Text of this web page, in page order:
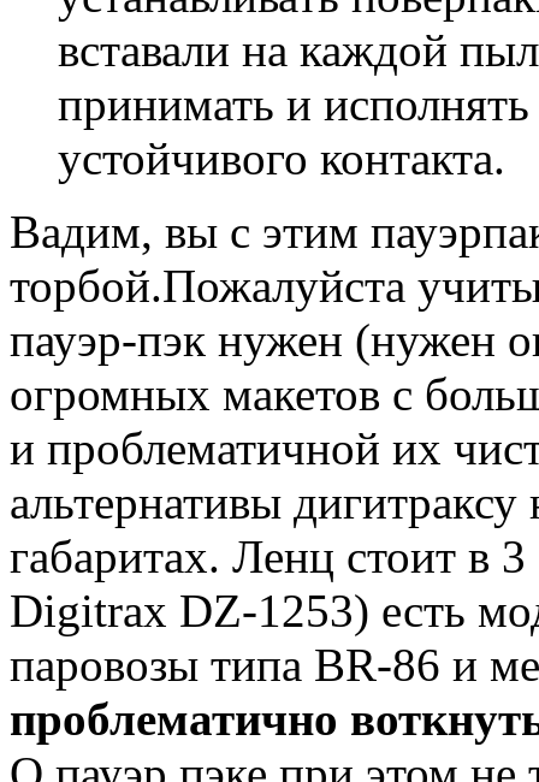
вставали на каждой
принимать и
устойчивого контакта.
Вадим, вы с этим
торбой.Пожалуйста
пауэр-пэк нужен (нужен
огромных макетов с
и проблематичной их
альтернативы
габаритах. Ленц стоит в
Digitrax DZ-1253) есть
паровозы типа BR-86 и
проблематично